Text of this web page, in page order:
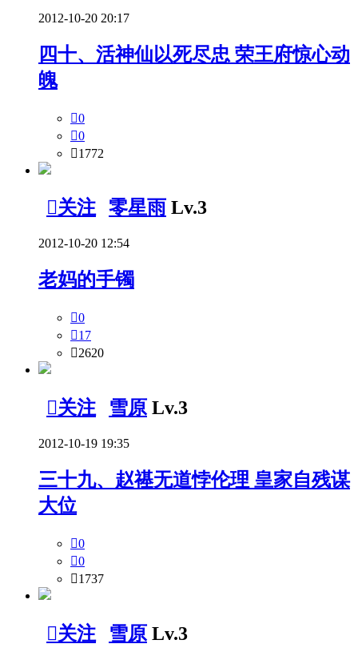
2012-10-20 20:17
四十、活神仙以死尽忠 荣王府惊心动
魄
0
0
1772
关注 零星雨 Lv.3
2012-10-20 12:54
老妈的手镯
0
17
2620
关注 雪原 Lv.3
2012-10-19 19:35
三十九、赵禥无道悖伦理 皇家自残谋
大位
0
0
1737
关注 雪原 Lv.3